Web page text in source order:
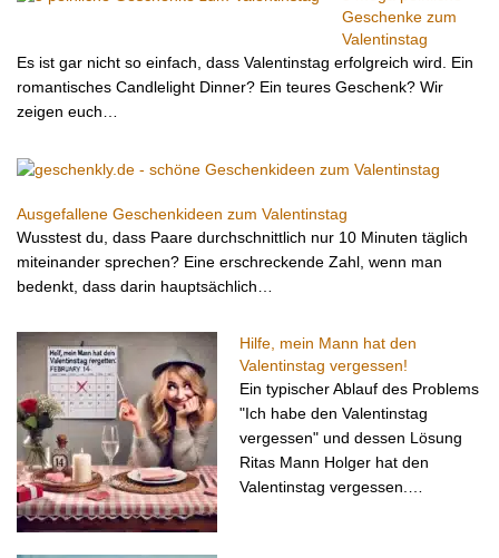
Geschenke zum
Valentinstag
Es ist gar nicht so einfach, dass Valentinstag erfolgreich wird. Ein
romantisches Candlelight Dinner? Ein teures Geschenk? Wir
zeigen euch…
Ausgefallene Geschenkideen zum Valentinstag
Wusstest du, dass Paare durchschnittlich nur 10 Minuten täglich
miteinander sprechen? Eine erschreckende Zahl, wenn man
bedenkt, dass darin hauptsächlich…
Hilfe, mein Mann hat den
Valentinstag vergessen!
Ein typischer Ablauf des Problems
"Ich habe den Valentinstag
vergessen" und dessen Lösung
Ritas Mann Holger hat den
Valentinstag vergessen.…